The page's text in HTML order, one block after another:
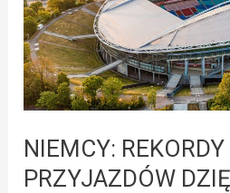
NIEMCY: REKORDY
PRZYJAZDÓW
EURO
2024